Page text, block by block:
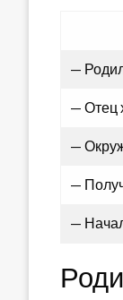
—
— Отец
—
—
—